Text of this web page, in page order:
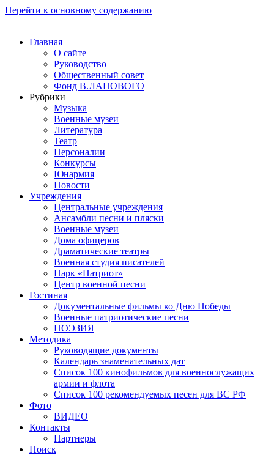
Перейти к основному содержанию
Главная
О сайте
Руководство
Общественный совет
Фонд В.ЛАНОВОГО
Рубрики
Музыка
Военные музеи
Литература
Театр
Персоналии
Конкурсы
Юнармия
Новости
Учреждения
Центральные учреждения
Ансамбли песни и пляски
Военные музеи
Дома офицеров
Драматические театры
Военная студия писателей
Парк «Патриот»
Центр военной песни
Гостиная
Документальные фильмы ко Дню Победы
Военные патриотические песни
ПОЭЗИЯ
Методика
Руководящие документы
Календарь знаменательных дат
Список 100 кинофильмов для военнослужащих
армии и флота
Список 100 рекомендуемых песен для ВС РФ
Фото
ВИДЕО
Контакты
Партнеры
Поиск